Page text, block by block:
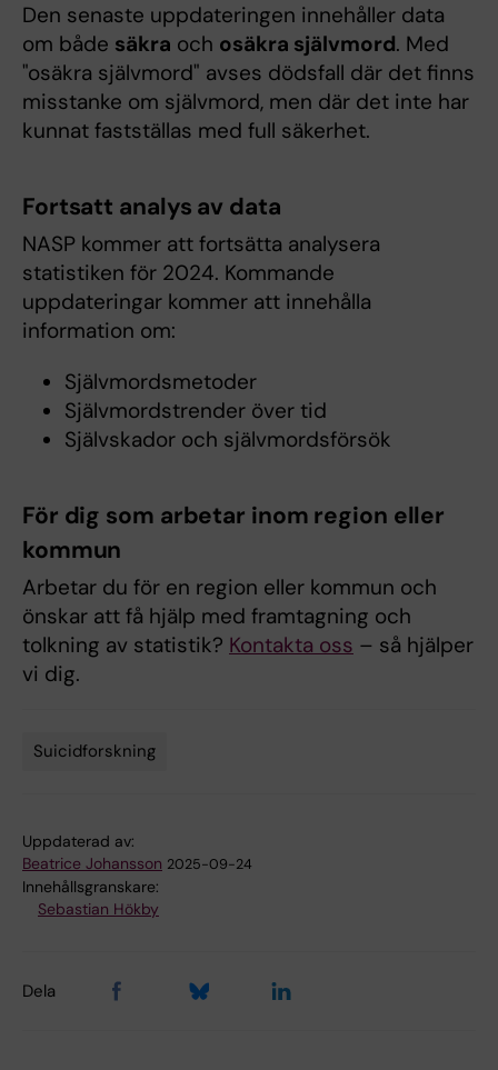
Den senaste uppdateringen innehåller data
om både säkra och osäkra självmord. Med
"osäkra självmord" avses dödsfall där det finns
misstanke om självmord, men där det inte har
kunnat fastställas med full säkerhet.
Fortsatt analys av data
NASP kommer att fortsätta analysera
statistiken för 2024. Kommande
uppdateringar kommer att innehålla
information om:
Självmordsmetoder
Självmordstrender över tid
Självskador och självmordsförsök
För dig som arbetar inom region eller
kommun
Arbetar du för en region eller kommun och
önskar att få hjälp med framtagning och
tolkning av statistik? Kontakta oss – så hjälper
vi dig.
Suicidforskning
Uppdaterad av:
Beatrice Johansson 2025-09-24
Innehållsgranskare:
Sebastian Hökby
Dela